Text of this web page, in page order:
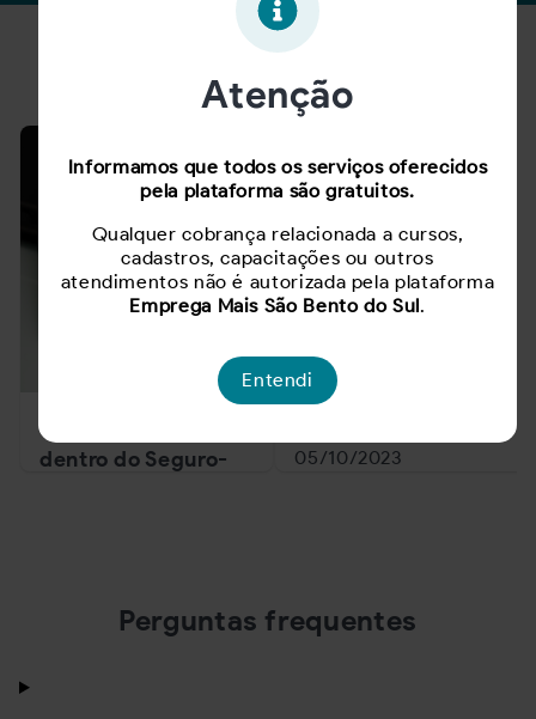
Uma Segurança
dentro do Seguro-
05/10/2023
Perguntas frequentes
Atenção
Informamos que todos os serviços oferecidos
pela plataforma são gratuitos.
Qualquer cobrança relacionada a cursos,
cadastros, capacitações ou outros
atendimentos não é autorizada pela plataforma
Emprega Mais São Bento do Sul.
Entendi